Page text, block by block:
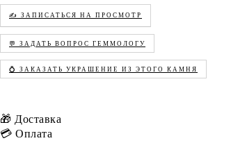
✍️ ЗАПИСАТЬСЯ НА ПРОСМОТР
💬 ЗАДАТЬ ВОПРОС ГЕММОЛОГУ
💍 ЗАКАЗАТЬ УКРАШЕНИЕ ИЗ ЭТОГО КАМНЯ
🎁 Доставка
💳 Оплата